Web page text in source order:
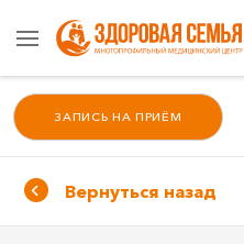
ЗАПИСЬ НА ПРИЁМ
Вернуться назад